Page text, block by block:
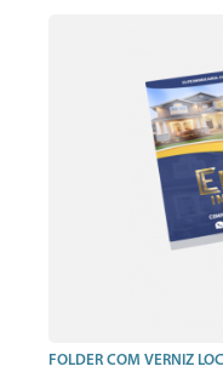
FOLDER COM VERNIZ